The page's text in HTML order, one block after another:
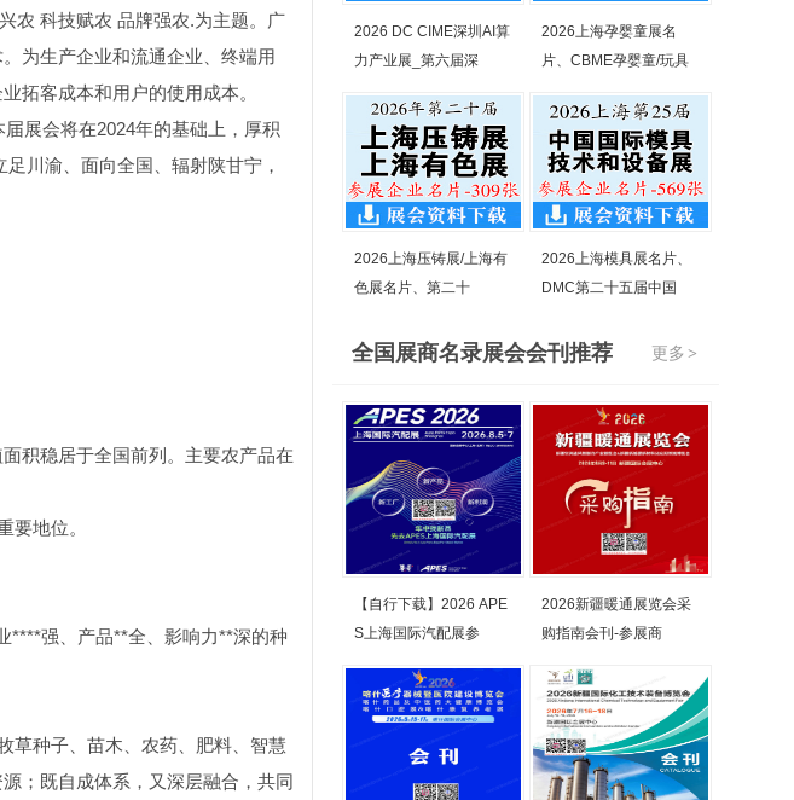
农 科技赋农 品牌强农.为主题。广
为生产企业和流通企业、终端用
拓客成本和用户的使用成本。
展会将在2024年的基础上，厚积
川渝、面向全国、辐射陕甘宁，
积稳居于全国前列。主要农产品在
要地位。
****强、产品**全、影响力**深的种
草种子、苗木、农药、肥料、智慧
；既自成体系，又深层融合，共同
2026 DC CIME深圳AI算
力产业展_第六届深
2026上海孕婴童展名
片、CBME孕婴童/玩具
2026上海压铸展/上海有
色展名片、第二十
2026上海模具展名片、
DMC第二十五届中国
更多 >
全国展商名录展会会刊推荐
【自行下载】2026 APE
S上海国际汽配展参
2026新疆暖通展览会采
购指南会刊-参展商